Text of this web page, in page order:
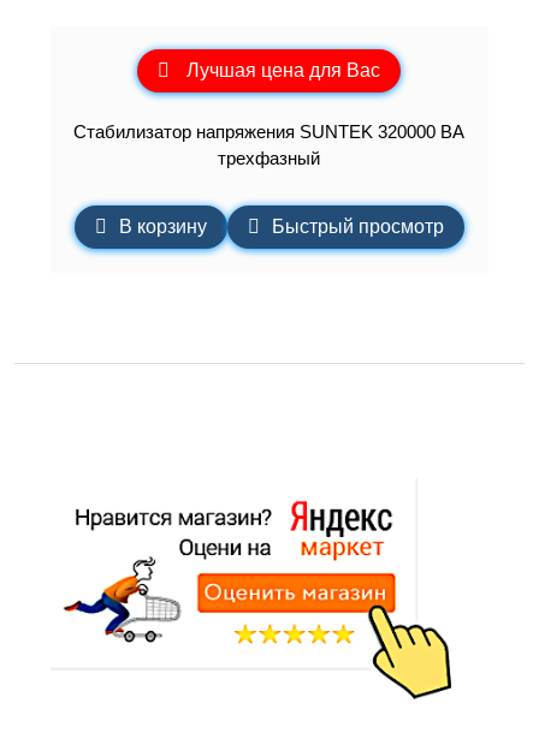
Лучшая цена для Вас
Стабилизатор напряжения SUNTEK 320000 ВА
трехфазный
В корзину Быстрый просмотр